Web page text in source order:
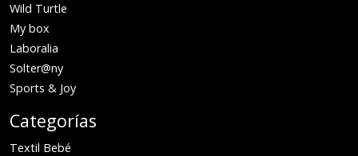
Wild Turtle
My box
Laboralia
Solter@ny
Sports & Joy
Categorías
Textil Bebé